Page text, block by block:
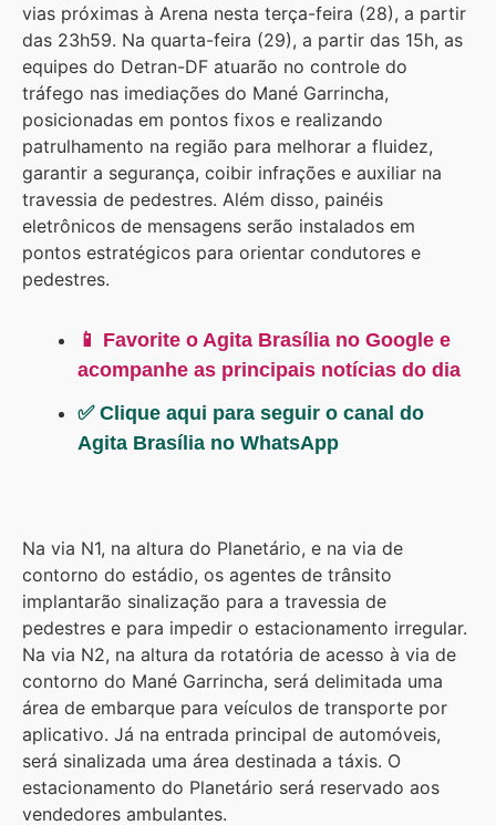
vias próximas à Arena nesta terça-feira (28), a partir
das 23h59. Na quarta-feira (29), a partir das 15h, as
equipes do Detran-DF atuarão no controle do
tráfego nas imediações do Mané Garrincha,
posicionadas em pontos fixos e realizando
patrulhamento na região para melhorar a fluidez,
garantir a segurança, coibir infrações e auxiliar na
travessia de pedestres. Além disso, painéis
eletrônicos de mensagens serão instalados em
pontos estratégicos para orientar condutores e
pedestres.
📱 Favorite o Agita Brasília no Google e
acompanhe as principais notícias do dia
✅ Clique aqui para seguir o canal do
Agita Brasília no WhatsApp
Na via N1, na altura do Planetário, e na via de
contorno do estádio, os agentes de trânsito
implantarão sinalização para a travessia de
pedestres e para impedir o estacionamento irregular.
Na via N2, na altura da rotatória de acesso à via de
contorno do Mané Garrincha, será delimitada uma
área de embarque para veículos de transporte por
aplicativo. Já na entrada principal de automóveis,
será sinalizada uma área destinada a táxis. O
estacionamento do Planetário será reservado aos
vendedores ambulantes.